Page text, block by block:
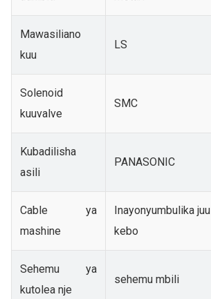
Mawasiliano
kuu
LS
Solenoid
kuuvalve
SMC
Kubadilisha
asili
PANASONIC
Cable ya
mashine
Inayonyumbulika juu
kebo
Sehemu ya
kutolea nje
sehemu mbili